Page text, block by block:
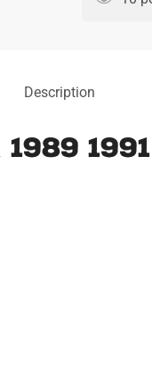
Description
1991